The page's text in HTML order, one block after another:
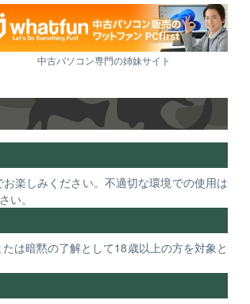
中古パソコン専門の姉妹サイト
楽しみください。不適切な環境での使用は
い。
は暗黙の了解として18歳以上の方を対象と